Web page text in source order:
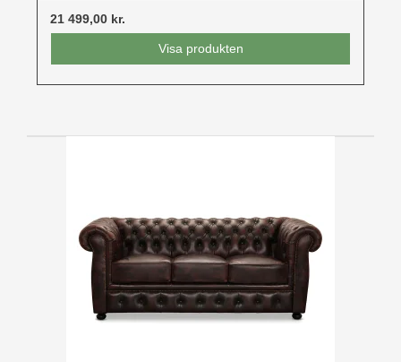
21 499,00 kr.
Visa produkten